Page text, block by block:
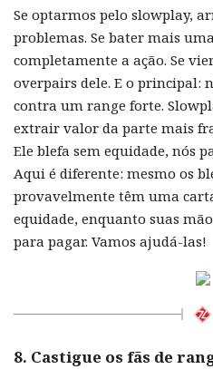
Se optarmos pelo slowplay,
problemas. Se bater mais
completamente a ação. Se
overpairs dele. E o principal:
contra um range forte.
extrair valor da parte mais
Ele blefa sem equidade, nós
Aqui é diferente: mesmo os
provavelmente têm uma
equidade, enquanto suas
para pagar. Vamos ajudá-las!
8. Castigue os fãs de